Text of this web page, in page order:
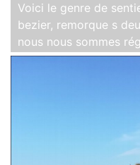
Voici le genre de
bezier, remorque s
nous nous sommes